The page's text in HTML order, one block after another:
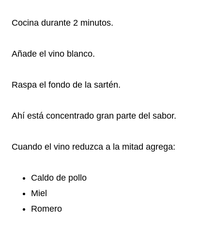
Cocina durante 2 minutos.
Añade el vino blanco.
Raspa el fondo de la sartén.
Ahí está concentrado gran parte del sabor.
Cuando el vino reduzca a la mitad agrega:
Caldo de pollo
Miel
Romero